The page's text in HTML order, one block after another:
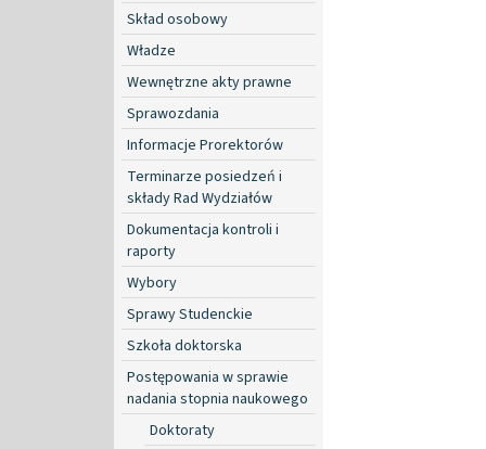
Skład osobowy
Władze
Wewnętrzne akty prawne
Sprawozdania
Informacje Prorektorów
Terminarze posiedzeń i
składy Rad Wydziałów
Dokumentacja kontroli i
raporty
Wybory
Sprawy Studenckie
Szkoła doktorska
Postępowania w sprawie
nadania stopnia naukowego
Doktoraty